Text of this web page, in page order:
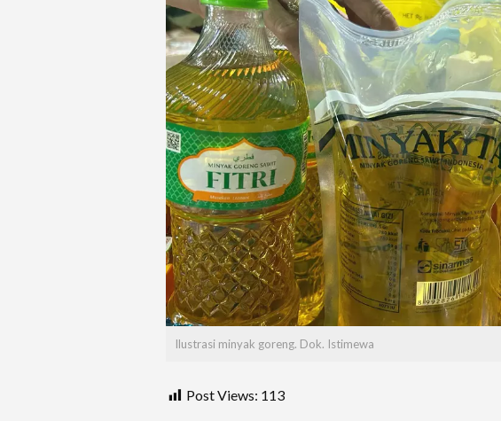
Ilustrasi minyak goreng. Dok. Istimewa
Post Views: 113